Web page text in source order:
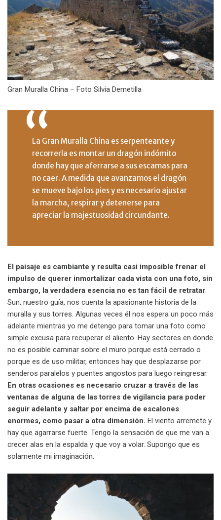
Gran Muralla China – Foto Silvia Demetilla
La Gran Muralla China es serpenteante y
recorrerla es montar un dragón indómito
donde hay que aferrarse a sus escamas para
no caer. A medida que avanzamos el dragón
se mueve bajo los pies y es necesario ajustar
la marcha, respirar y detenerse para
apreciar la majestuosidad circundante.
El paisaje es cambiante y resulta casi imposible frenar el
impulso de querer inmortalizar cada vista con una foto, sin
embargo, la verdadera esencia no es tan fácil de retratar.
Sun, nuestro guía, nos cuenta la apasionante historia de la
muralla y sus torres. Algunas veces él nos espera un poco más
adelante mientras yo me detengo para tomar una foto como
simple excusa para recuperar el aliento. Hay sectores en donde
no es posible caminar sobre el muro porque está cerrado o
porque es de uso militar, entonces hay que desplazarse por
senderos paralelos y puentes angostos para luego reingresar.
En otras ocasiones es necesario cruzar a través de las
ventanas de alguna de las torres de vigilancia para poder
seguir adelante y saltar por encima de escalones
enormes, como pasar a otra dimensión. El viento arremete y
hay que agarrarse fuerte. Tengo la sensación de que me van a
crecer alas en la espalda y que voy a volar. Supongo que es
solamente mi imaginación.